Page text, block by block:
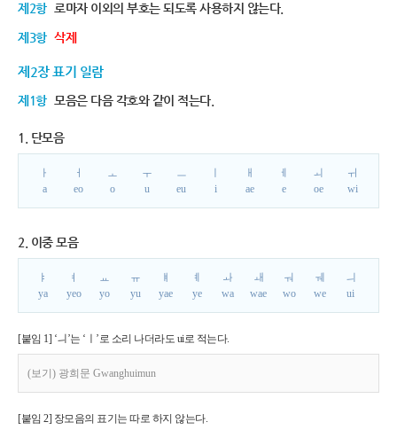
제2항 로마자 이외의 부호는 되도록 사용하지 않는다.
제3항 삭제
제2장 표기 일람
제1항 모음은 다음 각호와 같이 적는다.
1. 단모음
ㅏ
a
ㅓ
eo
ㅗ
o
ㅜ
u
ㅡ
eu
i
ㅐ
ae
ㅔ
e
ㅚ
oe
ㅟ
wi
2. 이중 모음
ㅑ
ya
ㅕ
yeo
ㅛ
yo
ㅠ
yu
ㅒ
yae
ㅖ
ye
ㅘ
wa
ㅙ
wae
ㅝ
wo
ㅞ
we
ㅢ
ui
[붙임 1] ‘ㅢ’는 ‘ㅣ’로 소리 나더라도 ui로 적는다.
(보기) 광희문 Gwanghuimun
[붙임 2] 장모음의 표기는 따로 하지 않는다.